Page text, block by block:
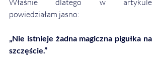
powiedziałam jasno:
„Nie istnieje żadna magiczna pigułka na
szczęście.”